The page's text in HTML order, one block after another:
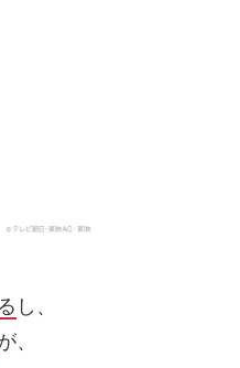
し、
、